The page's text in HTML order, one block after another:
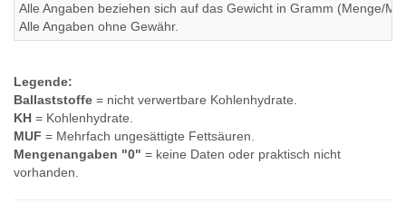
Alle Angaben beziehen sich auf das Gewicht in Gramm (Menge/
Alle Angaben ohne Gewähr.
Legende:
Ballaststoffe = nicht verwertbare Kohlenhydrate.
KH = Kohlenhydrate.
MUF = Mehrfach ungesättigte Fettsäuren.
Mengenangaben "0" = keine Daten oder praktisch nicht
vorhanden.